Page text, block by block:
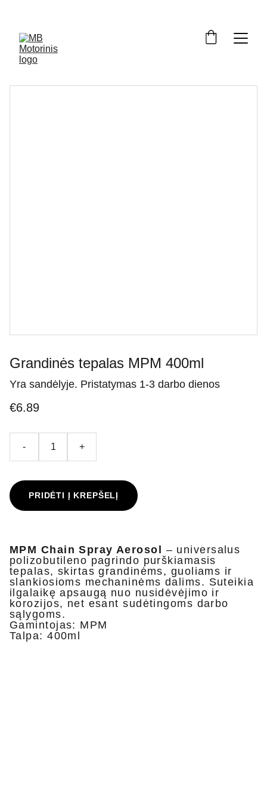
Grandinės tepalas MPM 400ml
Yra sandėlyje. Pristatymas 1-3 darbo dienos
€6.89
- +
PRIDĖTI Į KREPŠELĮ
MPM Chain Spray Aerosol
– universalus
polizobutileno pagrindo purškiamasis
tepalas, skirtas grandinėms, guoliams ir
slankiosioms mechaninėms dalims. Suteikia
ilgalaikę apsaugą nuo nusidėvėjimo ir
korozijos, net esant sudėtingoms darbo
sąlygoms.
Gamintojas: MPM
Talpa: 400ml